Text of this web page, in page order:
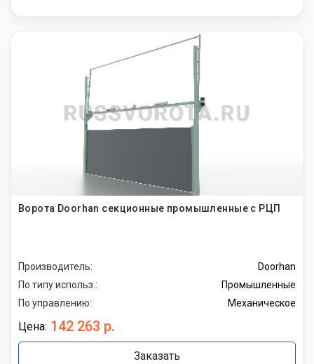
Ворота Doorhan секционные промышленные с РЦП
Производитель:
Doorhan
По типу использ.:
Промышленные
По управлению:
Механическое
Цена: 142 263 р.
Заказать